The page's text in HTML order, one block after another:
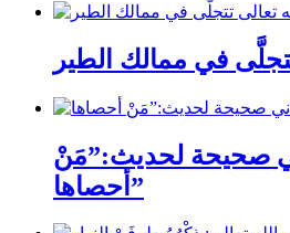
في ممالك الطير
صحيحة لحديث:”مَنْ
أحصاها”